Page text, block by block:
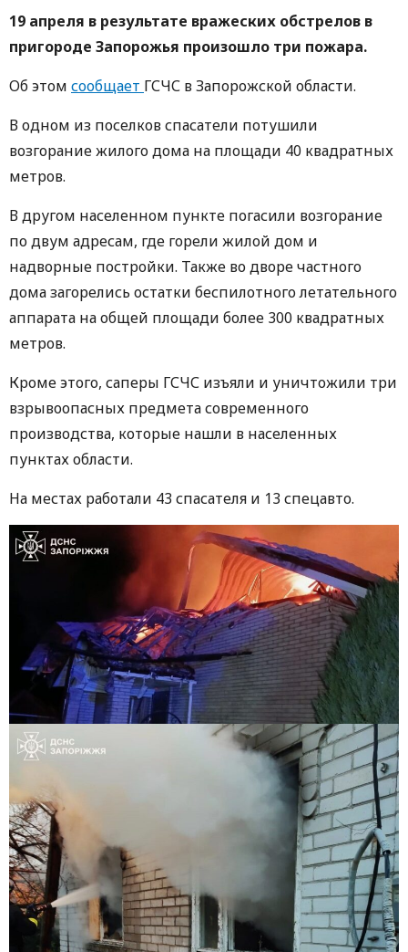
19 апреля в результате вражеских обстрелов в
пригороде Запорожья произошло три пожара.
Об этом сообщает ГСЧС в Запорожской области.
В одном из поселков спасатели потушили
возгорание жилого дома на площади 40 квадратных
метров.
В другом населенном пункте погасили возгорание
по двум адресам, где горели жилой дом и
надворные постройки. Также во дворе частного
дома загорелись остатки беспилотного летательного
аппарата на общей площади более 300 квадратных
метров.
Кроме этого, саперы ГСЧС изъяли и уничтожили три
взрывоопасных предмета современного
производства, которые нашли в населенных
пунктах области.
На местах работали 43 спасателя и 13 спецавто.